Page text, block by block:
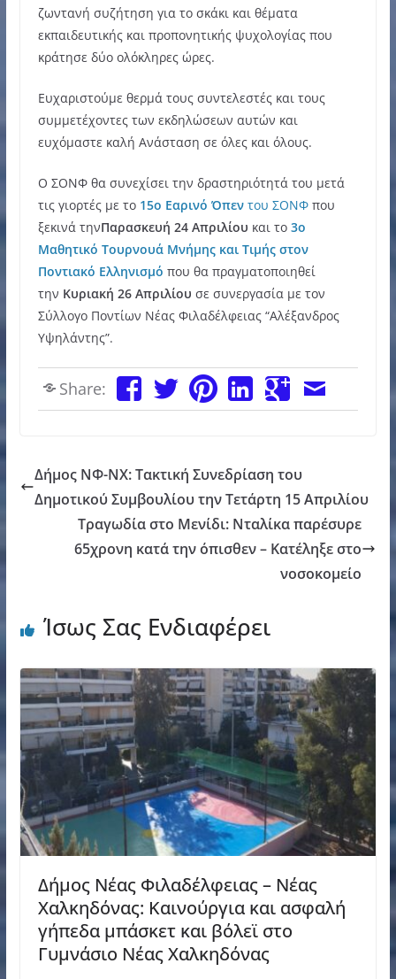
ζωντανή συζήτηση για το σκάκι και θέματα
εκπαιδευτικής και προπονητικής ψυχολογίας που
κράτησε δύο ολόκληρες ώρες.
Ευχαριστούμε θερμά τους συντελεστές και τους
συμμετέχοντες των εκδηλώσεων αυτών και
ευχόμαστε καλή Ανάσταση σε όλες και όλους.
Ο ΣΟΝΦ θα συνεχίσει την δραστηριότητά του μετά
τις γιορτές με το 15ο Εαρινό Όπεντου ΣΟΝΦ που
ξεκινά τηνΠαρασκευή 24 Απριλίου και το 3ο
Μαθητικό Τουρνουά Μνήμης και Τιμής στον
Ποντιακό Ελληνισμό που θα πραγματοποιηθεί
την Κυριακή 26 Απριλίου σε συνεργασία με τον
Σύλλογο Ποντίων Νέας Φιλαδέλφειας “Αλέξανδρος
Υψηλάντης”.
Share:
Δήμος ΝΦ-ΝΧ: Τακτική Συνεδρίαση του
Δημοτικού Συμβουλίου την Τετάρτη 15 Απριλίου
Τραγωδία στο Μενίδι: Νταλίκα παρέσυρε
65χρονη κατά την όπισθεν – Κατέληξε στο
νοσοκομείο
Ίσως Σας Ενδιαφέρει
Δήμος Νέας Φιλαδέλφειας – Νέας
Χαλκηδόνας: Καινούργια και ασφαλή
γήπεδα μπάσκετ και βόλεϊ στο
Γυμνάσιο Νέας Χαλκηδόνας